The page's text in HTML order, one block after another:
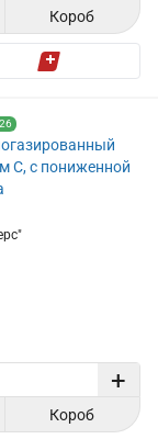
Короб
С, с пониженной
+
Короб